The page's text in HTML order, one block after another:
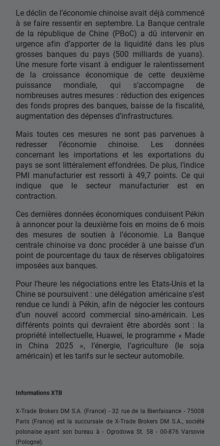
Le déclin de l’économie chinoise avait déjà commencé
à se faire ressentir en septembre. La Banque centrale
de la république de Chine (PBoC) a dû intervenir en
urgence afin d’apporter de la liquidité dans les plus
grosses banques du pays (500 milliards de yuans).
Une mesure forte visant à endiguer le ralentissement
de la croissance économique de cette deuxième
puissance mondiale, qui s’accompagne de
nombreuses autres mesures : réduction des exigences
des fonds propres des banques, baisse de la fiscalité,
augmentation des dépenses d’infrastructures.
Mais toutes ces mesures ne sont pas parvenues à
redresser l’économie chinoise. Les données
concernant les importations et les exportations du
pays se sont littéralement effondrées. De plus, l’indice
PMI manufacturier est ressorti à 49,7 points. Ce qui
indique que le secteur manufacturier est en
contraction.
Ces dernières données économiques conduisent Pékin
à annoncer pour la deuxième fois en moins de 6 mois
des mesures de soutien à l’économie. La Banque
centrale chinoise va donc procéder à une baisse d’un
point de pourcentage du taux de réserves obligatoires
imposées aux banques.
Pour l’heure les négociations entre les Etats-Unis et la
Chine se poursuivent : une délégation américaine s’est
rendue ce lundi à Pékin, afin de négocier les contours
d’un nouvel accord commercial sino-américain. Les
différents points qui devraient être abordés sont : la
propriété intellectuelle, Huawei, le programme « Made
in China 2025 », l’énergie, l’agriculture (le soja
américain) et les tarifs sur le secteur automobile.
Informations XTB
X-Trade Brokers DM S.A. (France) - 32 rue de la Bienfaisance - 75008
Paris (France) est la succursale de X-Trade Brokers DM S.A., société
polonaise ayant son bureau à - Ogrodowa St. 58 - 00-876 Varsovie
(Pologne).